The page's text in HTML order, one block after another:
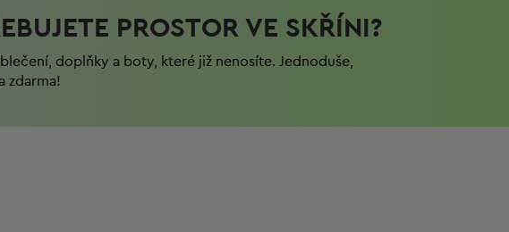
PROSTOR VE SKŘÍNI?
doplňky a boty, které již nenosíte. Jednoduše,
zdarma!